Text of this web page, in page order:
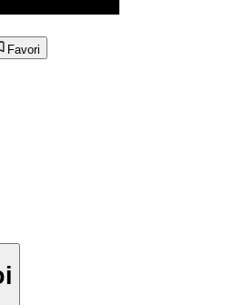
Favori